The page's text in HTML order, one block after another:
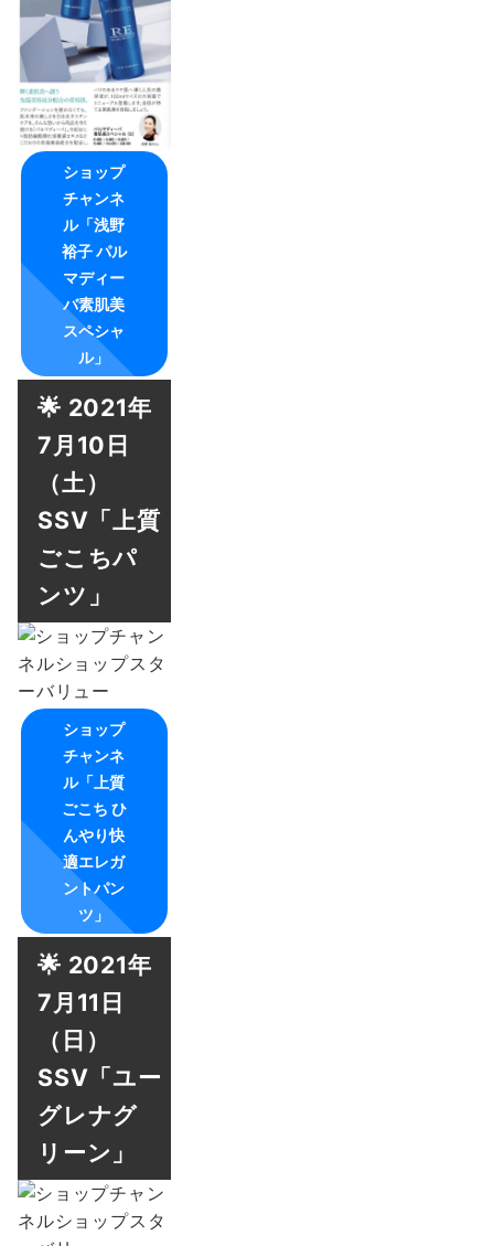
ショップ
チャンネ
ル「浅野
裕子 パル
マディー
バ素肌美
スペシャ
ル」
🌟 2021年
7月10日
（土）
SSV「上質
ごこちパ
ンツ」
ショップ
チャンネ
ル「上質
ごこち ひ
んやり快
適エレガ
ントパン
ツ」
🌟 2021年
7月11日
（日）
SSV「ユー
グレナグ
リーン」